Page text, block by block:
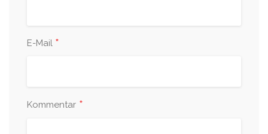
E-Mail *
Kommentar *